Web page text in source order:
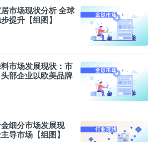
变相私有化，公医改制的一个主要
的迅猛增长，使得越来越多的人该就
住院而不能住院、不该出院的提前
人和富人之间产生了医疗排斥的效
场规律的作用，大量优质的医疗资
而乡村的医疗条件则每况愈下，结
医疗排斥效应。医疗排斥的发生，
型体现。
市场现状分析 全球
提升【组图】
市场发展现状 ： 市
部企业以欧美品牌
细分市场发展现
主导市场 【组图】